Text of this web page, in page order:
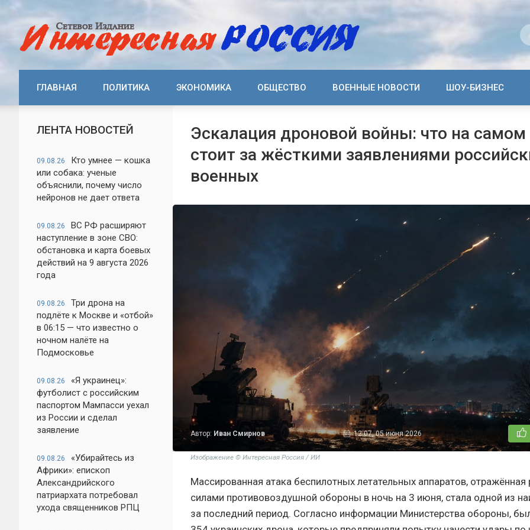
ГЛАВНАЯ ПОЛИТИКА ЭКОНОМИКА ОБЩЕСТВО ВОЕННЫЕ НОВОСТИ ШОУ-БИЗНЕС
ЛЕНТА НОВОСТЕЙ
09.08.26
Кто умнее — кошка
или собака: ученые
объяснили, почему число
нейронов не дает ответа
09.08.26
ВС РФ расширяют
наступление в зоне СВО:
обстановка и карта боевых
действий на 9 августа 2026
года
09.08.26
Три дрона на
подлёте к Москве и «отбой»
в 06:15 — что известно о
ночном налёте на
Подмосковье
09.08.26
«Я украинец»:
футболист с российским
паспортом Мампасси уехал
из России и сделал
заявление
09.08.26
«Убирайтесь из
Африки»: епископ
Александрийского
патриархата потребовал
ухода священников РПЦ
Эскалация дроновой войны: что на самом
стоит за жёсткими заявлениями
военных
Автор: Иван Смирнов 12:07, 05 июня 2026
Изображение © Интересная Россия / ИИ
Массированная атака беспилотных летательных аппаратов, отражённая
силами противовоздушной обороны в ночь на 3 июня, стала одной из
за последний период. Согласно информации Министерства обороны,